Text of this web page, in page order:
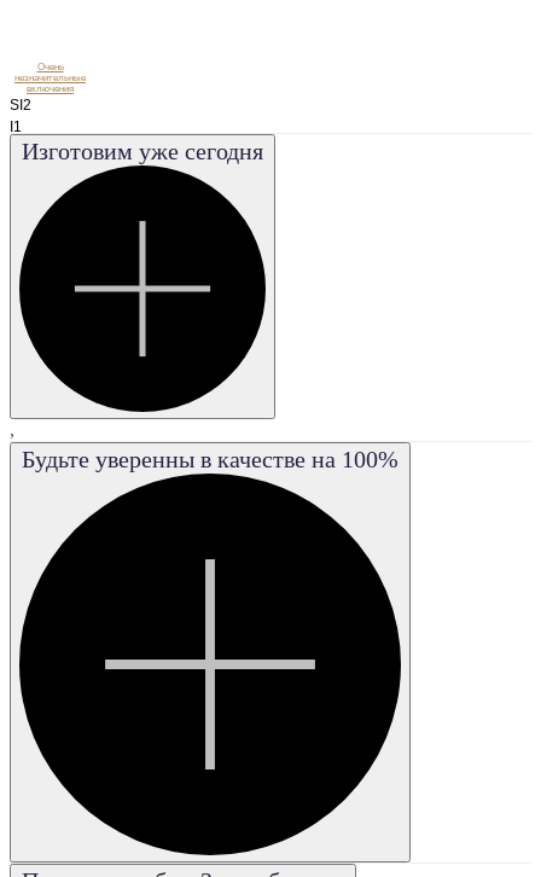
Очень
незначительные
включения
SI2
I1
VVS1
VVS2
FL
Изготовим уже сегодня
,
Будьте уверенны в качестве на 100%